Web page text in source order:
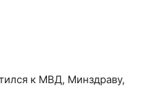
к МВД, Минздраву,